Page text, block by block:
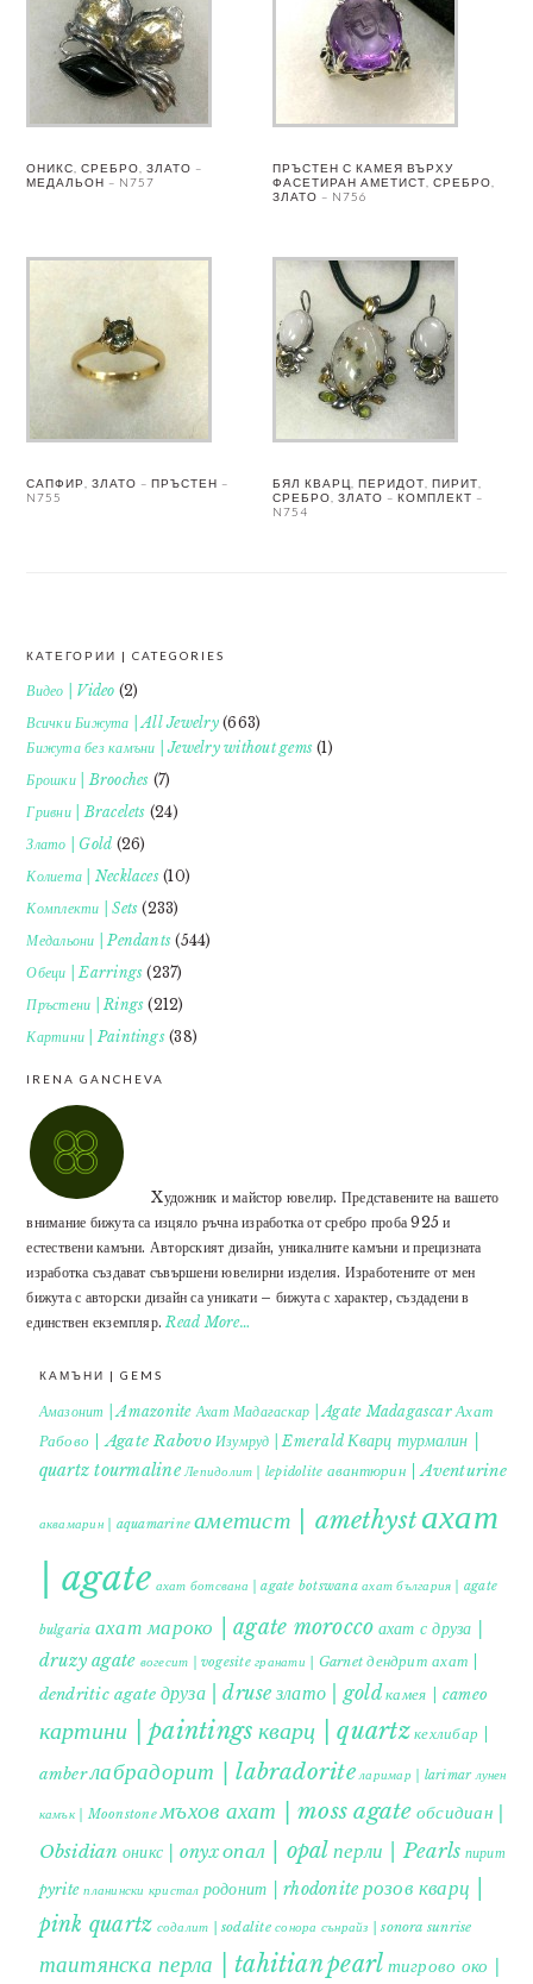
ОНИКС, СРЕБРО, ЗЛАТО –
МЕДАЛЬОН – N757
ПРЪСТЕН С КАМЕЯ ВЪРХУ
ФАСЕТИРАН АМЕТИСТ, СРЕБРО,
ЗЛАТО – N756
САПФИР, ЗЛАТО – ПРЪСТЕН –
N755
БЯЛ КВАРЦ, ПЕРИДОТ, ПИРИТ,
СРЕБРО, ЗЛАТО – КОМПЛЕКТ –
N754
FOOTER
КАТЕГОРИИ | CATEGORIES
Видео | Video (2)
Всички Бижута | All Jewelry(663)
Бижута без камъни | Jewelry without gems (1)
Брошки | Brooches (7)
Гривни | Bracelets (24)
Злато | Gold (26)
Колиета | Necklaces(10)
Комплекти | Sets (233)
Медальони | Pendants (544)
Обеци | Earrings (237)
Пръстени | Rings (212)
Картини | Paintings(38)
IRENA GANCHEVA
Xудожник и майстор ювелир. Представените на вашето
внимание бижута са изцяло ръчна изработка от сребро проба 925 и
естествени камъни. Авторският дизайн, уникалните камъни и прецизната
изработка създават съвършени ювелирни изделия. Изработените от мен
бижута с авторски дизайн са уникати – бижута с характер, създадени в
единствен екземпляр.Read More…
КАМЪНИ | GEMS
Амазонит | Amazonite Ахат Мадагаскар | Agate Madagascar Ахат
Рабово | Agate Rabovo Изумруд | Emerald Кварц турмалин |
quartz tourmaline Лепидолит | lepidolite авантюрин | Aventurine
аквамарин | aquamarine аметист | amethystахат
| agate ахат ботсвана | agate botswana ахат българия | agate
bulgaria ахат мароко | agate morocco ахат с друза |
druzy agate вогесит | vogesite гранати | Garnet дендрит ахат |
dendritic agate друза | druse злато | gold камея | cameo
картини | paintings кварц | quartzкехлибар |
amberлабрадорит | labradorite ларимар | larimar лунен
камък | Moonstone мъхов ахат | moss agate обсидиан |
Obsidian оникс | onyxопал | opal перли | Pearls пирит |
pyrite планински кристал родонит | rhodonite розов кварц |
pink quartz содалит | sodalite сонора сънрайз | sonora sunrise
таитянска перла | tahitian pearl тигрово око |